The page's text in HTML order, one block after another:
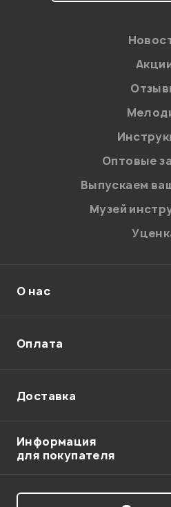
на
Политикой в
персональных данных.
Введите проверочное
Отправить
Оптовые
Выпускаем
Музей
О нас
Оплата
Доставка
Информация
для покупателя